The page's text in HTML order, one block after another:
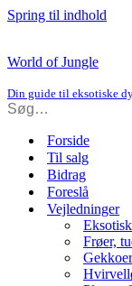
Spring til indhold
World of Jungle
Din guide til eksotiske
Forside
Til salg
Bidrag
Foreslå
Vejledninger
Frøer,